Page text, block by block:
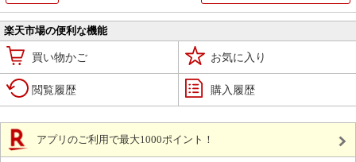
楽天市場の便利な機能
買い物かご お気に入り
閲覧履歴 購入履歴
アプリのご利用で最大1000ポイント！